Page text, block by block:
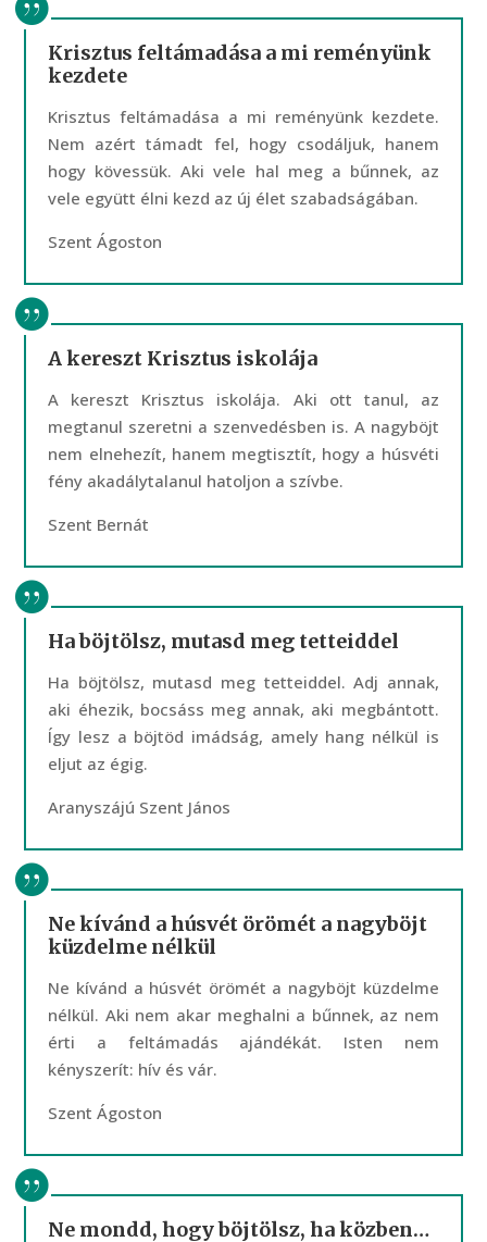
Krisztus feltámadása a mi reményünk
kezdete
Krisztus feltámadása a mi reményünk kezdete.
Nem azért támadt fel, hogy csodáljuk, hanem
hogy kövessük. Aki vele hal meg a bűnnek, az
vele együtt élni kezd az új élet szabadságában.
Szent Ágoston
A kereszt Krisztus iskolája
A kereszt Krisztus iskolája. Aki ott tanul, az
megtanul szeretni a szenvedésben is. A nagyböjt
nem elnehezít, hanem megtisztít, hogy a húsvéti
fény akadálytalanul hatoljon a szívbe.
Szent Bernát
Ha böjtölsz, mutasd meg tetteiddel
Ha böjtölsz, mutasd meg tetteiddel. Adj annak,
aki éhezik, bocsáss meg annak, aki megbántott.
Így lesz a böjtöd imádság, amely hang nélkül is
eljut az égig.
Aranyszájú Szent János
Ne kívánd a húsvét örömét a nagyböjt
küzdelme nélkül
Ne kívánd a húsvét örömét a nagyböjt küzdelme
nélkül. Aki nem akar meghalni a bűnnek, az nem
érti a feltámadás ajándékát. Isten nem
kényszerít: hív és vár.
Szent Ágoston
Ne mondd, hogy böjtölsz, ha közben…